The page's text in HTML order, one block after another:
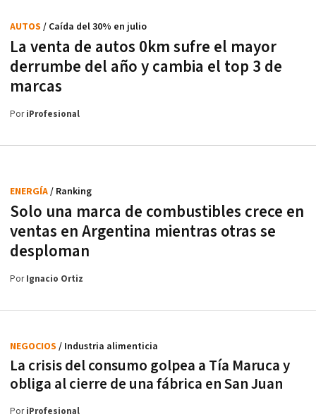
La venta de autos 0km sufre el mayor
derrumbe del año y cambia el top 3 de
marcas
AUTOS / Caída del 30% en julio
PoriProfesional
Solo una marca de combustibles crece en
ventas en Argentina mientras otras se
desploman
ENERGÍA/ Ranking
PorIgnacio Ortiz
La crisis del consumo golpea a Tía Maruca y
obliga al cierre de una fábrica en San Juan
NEGOCIOS / Industria alimenticia
PoriProfesional